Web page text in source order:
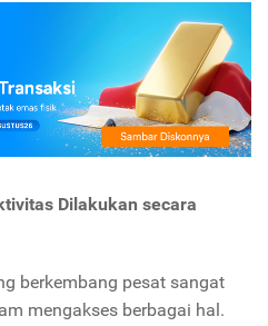
Dilakukan secara
berkembang pesat sangat
mengakses berbagai hal.